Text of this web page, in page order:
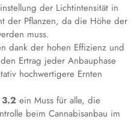
der Lichtintensität in
der Pflanzen, da die Höhe der
muss.
dank der hohen Effizienz und
Ertrag jeder Anbauphase
hochwertigere Ernten
3.2 ein Muss für alle, die
beim Cannabisanbau im